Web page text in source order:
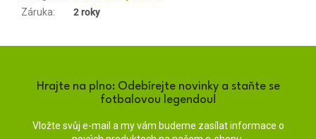
Záruka: 2 roky
Hrajte na plno: Odebírejte novinky a staňte se
fotbalovou legendou!
Vložte svůj e-mail a my vám budeme zasílat informace o